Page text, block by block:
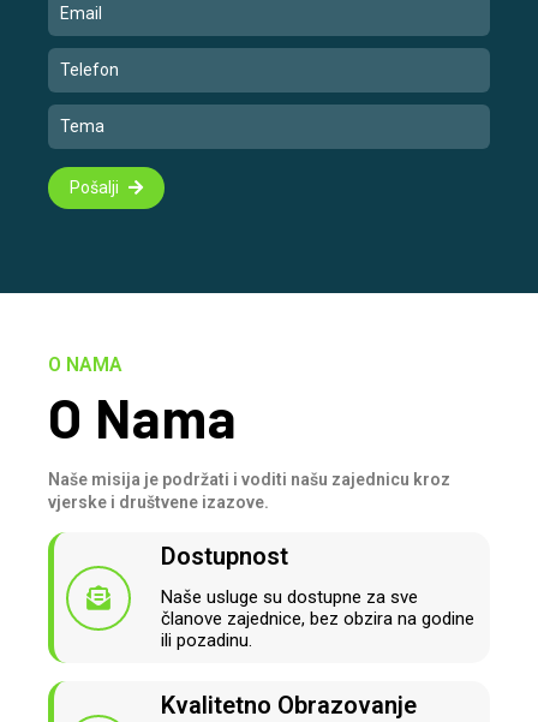
Pošalji
O NAMA
O Nama
Naše misija je podržati i voditi našu zajednicu kroz
vjerske i društvene izazove.
Dostupnost
Naše usluge su dostupne za sve
članove zajednice, bez obzira na godine
ili pozadinu.
Kvalitetno Obrazovanje